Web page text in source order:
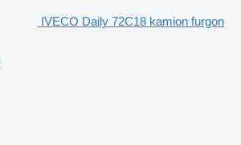
IVECO Daily 72C18 kamion furgon